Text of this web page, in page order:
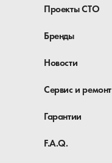
Проекты СТО
Бренды
Новости
Сервис и ремонт
Гарантии
F.A.Q.